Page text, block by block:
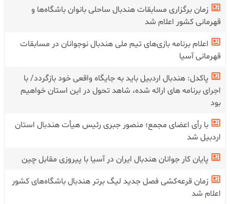
زمان برگزاری مسابقات هندبال ساحلی بانوان باشگاه‌ها و
قهرمانی کشور اعلام شد
اعلام برنامه بازی‌های تیم ملی هندبال نوجوانان در مسابقات
قهرمانی آسیا
پاکدل: هندبال اردبیل باید به جایگاه واقعی خود بازگردد/ با
اجرای برنامه های ارائه شده، شاهد تحول در این استان خواهیم
بود
با رأی اعضای مجمع؛ منصور جبری رئیس هیأت هندبال استان
اردبیل شد
پایان کار جوانان هندبال ایران در آسیا با پیروزی مقابل چین
زمان قرعه‌کشی فصل جدید لیگ برتر هندبال باشگاه‌های کشور
اعلام شد